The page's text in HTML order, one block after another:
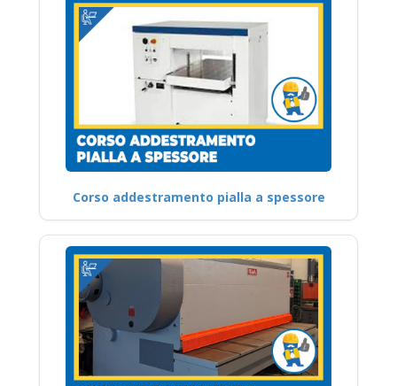
Corso addestramento pialla a spessore